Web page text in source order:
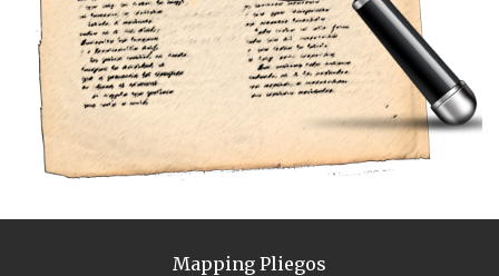
Mapping Pliegos